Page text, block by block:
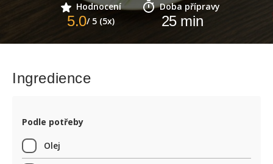
Hodnocení
5.0/ 5 (5x)
Doba přípravy
25min
Ingredience
Podle potřeby
Olej